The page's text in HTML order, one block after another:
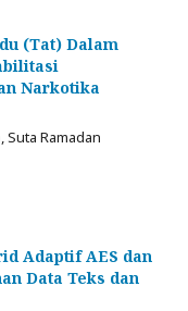
(Tat) Dalam
Narkotika
Ramadan
Adaptif AES dan
Data Teks dan